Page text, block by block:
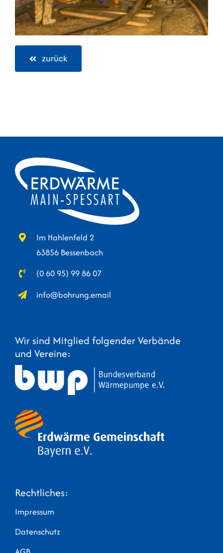
zurück
Im Hahlenfeld 2
63856 Bessenbach
(0 60 95) 99 86 07
info@bohrung.email
Wir sind Mitglied folgender Verbände
und Vereine:
Rechtliches:
Impressum
Datenschutz